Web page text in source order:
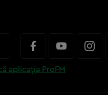
aplicația ProFM